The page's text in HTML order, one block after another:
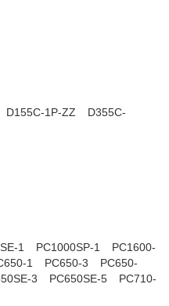
D155C-1P-ZZ
D355C-
1 PC1000SP-1
PC1600-
1 PC650-3
PC650-
3 PC650SE-5
PC710-